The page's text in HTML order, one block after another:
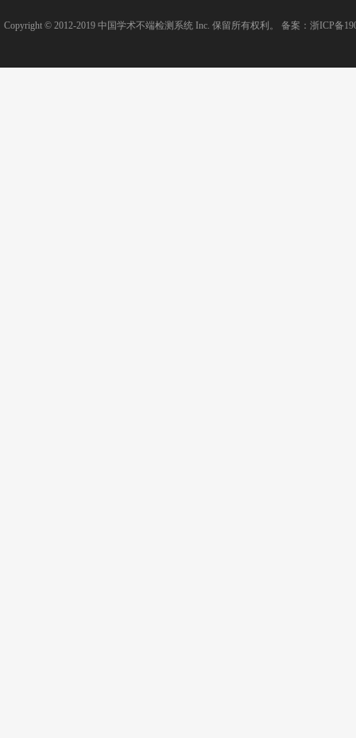
Copyright © 2012-2019 中国学术不端检测系统 Inc. 保留所有权利。 备案： 浙ICP备